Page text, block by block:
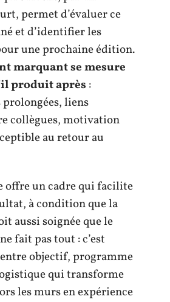
permet d’évaluer ce
et d’identifier les
une prochaine édition.
marquant se mesure
produit après :
liens
collègues, motivation
au retour au
offre un cadre qui facilite
à condition que la
aussi soignée que le
fait pas tout : c’est
objectif, programme
qui transforme
les murs en expérience